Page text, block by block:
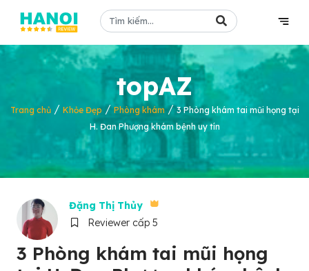
topAZ
Trang chủ/ Khỏe Đẹp /Phòng khám/3 Phòng khám tai mũi họng tại
H. Đan Phượng khám bệnh uy tín
Đặng Thị Thủy
Reviewer cấp 5
3 Phòng khám tai mũi họng